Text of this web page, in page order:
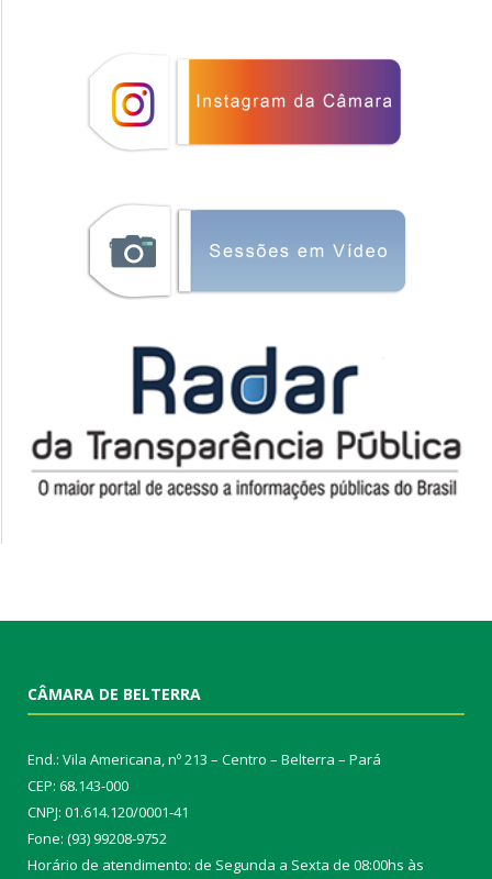
CÂMARA DE BELTERRA
End.: Vila Americana, nº 213 – Centro – Belterra – Pará
CEP: 68.143-000
CNPJ: 01.614.120/0001-41
Fone: (93) 99208-9752
Horário de atendimento: de Segunda a Sexta de 08:00hs às